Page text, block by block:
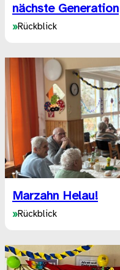
nächste Generation
»Rückblick
Marzahn Helau!
»Rückblick